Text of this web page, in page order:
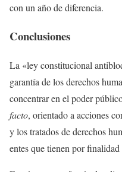
con un año de diferencia.
Conclusiones
La «ley constitucional
garantía de los derechos
concentrar en el poder
facto, orientado a acciones
y los tratados de derechos
entes que tienen por